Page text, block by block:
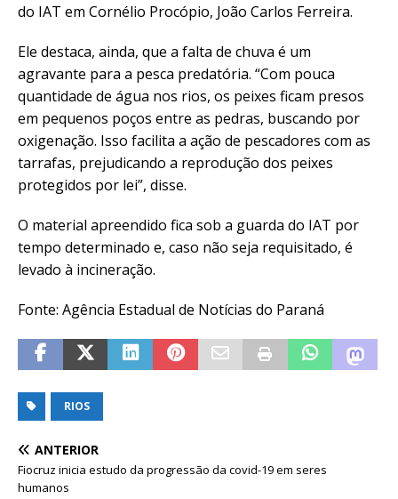
do IAT em Cornélio Procópio, João Carlos Ferreira.
Ele destaca, ainda, que a falta de chuva é um
agravante para a pesca predatória. “Com pouca
quantidade de água nos rios, os peixes ficam presos
em pequenos poços entre as pedras, buscando por
oxigenação. Isso facilita a ação de pescadores com as
tarrafas, prejudicando a reprodução dos peixes
protegidos por lei”, disse.
O material apreendido fica sob a guarda do IAT por
tempo determinado e, caso não seja requisitado, é
levado à incineração.
Fonte: Agência Estadual de Notícias do Paraná
RIOS
ANTERIOR
Fiocruz inicia estudo da progressão da covid-19 em seres
humanos